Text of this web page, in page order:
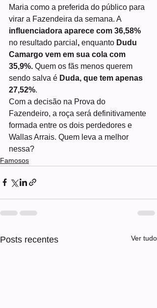
Maria como a preferida do público para
virar a Fazendeira da semana. A
influenciadora aparece com 36,58%
no resultado parcial , enquanto Dudu
Camargo vem em sua cola com
35,9%. Quem os fãs menos querem
sendo salva é Duda, que tem apenas
27,52%.
Com a decisão na Prova do
Fazendeiro, a roça será definitivamente
formada entre os dois perdedores e
Wallas Arrais. Quem leva a melhor
nessa?
Famosos
Posts recentes Ver tudo